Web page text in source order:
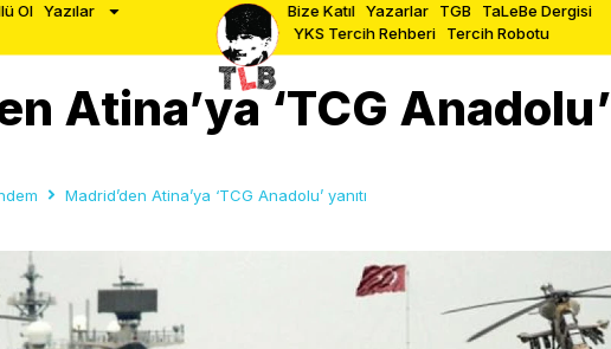
Ol Yazılar Bize Katıl Yazarlar TGB TaLeBe Dergisi
YKS Tercih Rehberi Tercih Robotu
Atina’ya ‘TCG Anadolu’
Madrid’den Atina’ya ‘TCG Anadolu’ yanıtı